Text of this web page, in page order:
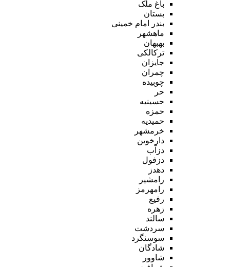
باغ ملک
بستان
بندر امام خمینی
ماهشهر
بهبهان
ترکالکی
جایزان
چمران
چوبیده
حر
حسینیه
حمزه
حمیدیه
خرمشهر
دارخوین
دزآب
دزفول
دهدز
رامشیر
رامهرمز
رفیع
زهره
سالند
سردشت
سوسنگرد
شادگان
شاوور